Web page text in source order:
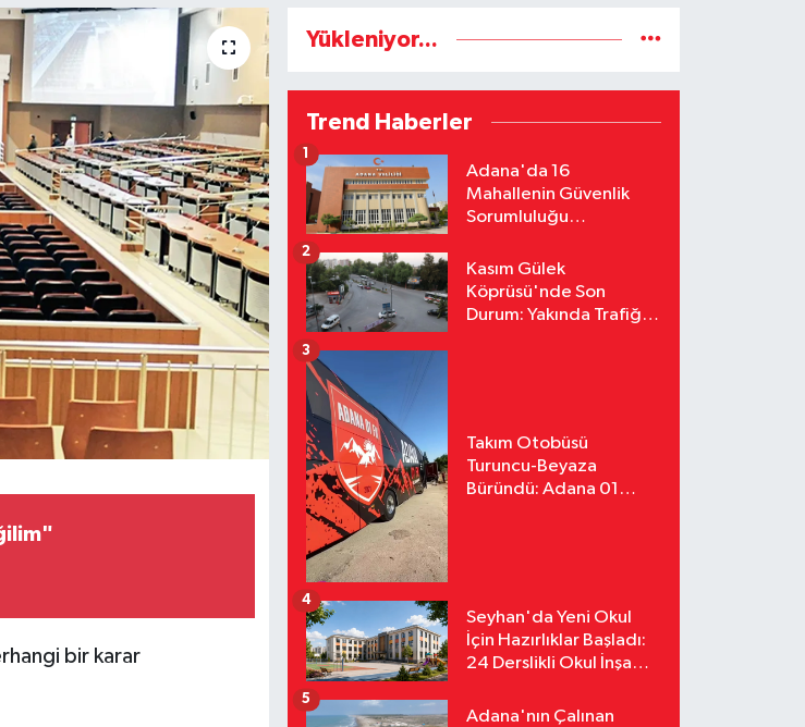
bir karar
Yükleniyor...
Trend Haberler
Adana'da 16
Mahallenin Güvenlik
Sorumluluğu
1
Kasım Gülek
Köprüsü'nde Son
Durum: Yakında Trafiğe
2
Takım Otobüsü
Turuncu-Beyaza
Büründü: Adana 01
3
Seyhan'da Yeni Okul
İçin Hazırlıklar Başladı:
24 Derslikli Okul İnşa
4
Adana'nın Çalınan
5